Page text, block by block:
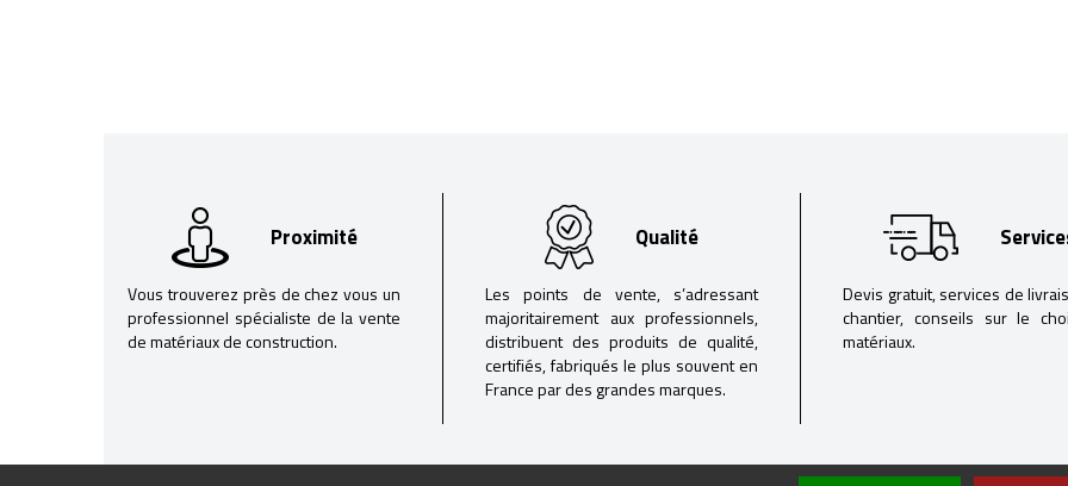
Proximité
Vous trouverez près de chez vous un
professionnel spécialiste de la vente
de matériaux de construction.
Qualité
Les points de vente, s’adressant
majoritairement aux professionnels,
distribuent des produits de qualité,
certifiés, fabriqués le plus souvent en
France par des grandes marques.
Devis gratuit, services de
chantier, conseils sur le
matériaux.